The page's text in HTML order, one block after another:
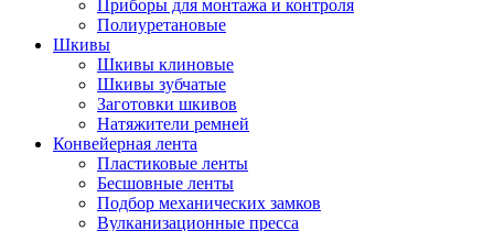
Приборы для монтажа и контроля
Полиуретановые
Шкивы
Шкивы клиновые
Шкивы зубчатые
Заготовки шкивов
Натяжители ремней
Конвейерная лента
Пластиковые ленты
Бесшовные ленты
Подбор механических замков
Вулканизационные пресса